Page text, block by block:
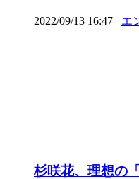
2022/09/13 16:47 エ
杉咲花、理想の